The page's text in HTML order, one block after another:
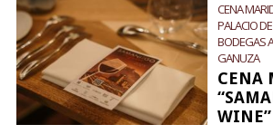
CENA
PALACIO
BODEGAS
GANUZA
CENA
WINE”